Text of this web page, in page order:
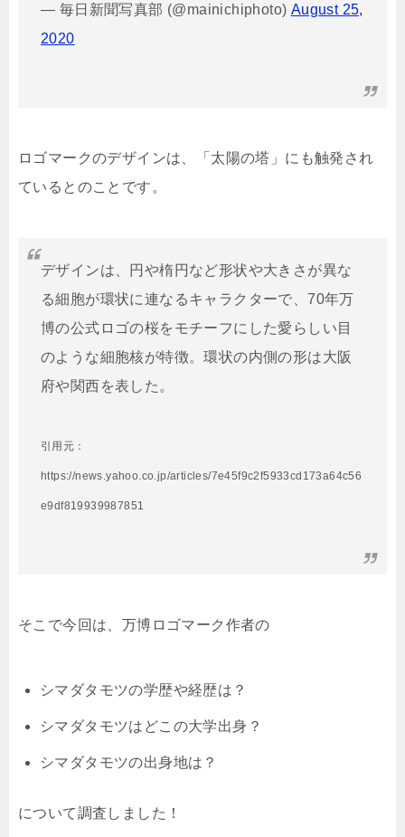
— 毎日新聞写真部 (@mainichiphoto) August 25,
2020
ロゴマークのデザインは、「太陽の塔」にも触発され
ているとのことです。
デザインは、円や楕円など形状や大きさが異な
る細胞が環状に連なるキャラクターで、70年万
博の公式ロゴの桜をモチーフにした愛らしい目
のような細胞核が特徴。環状の内側の形は大阪
府や関西を表した。
引用元：
https://news.yahoo.co.jp/articles/7e45f9c2f5933cd173a64c56
e9df819939987851
そこで今回は、万博ロゴマーク作者の
シマダタモツの学歴や経歴は？
シマダタモツはどこの大学出身？
シマダタモツの出身地は？
について調査しました！